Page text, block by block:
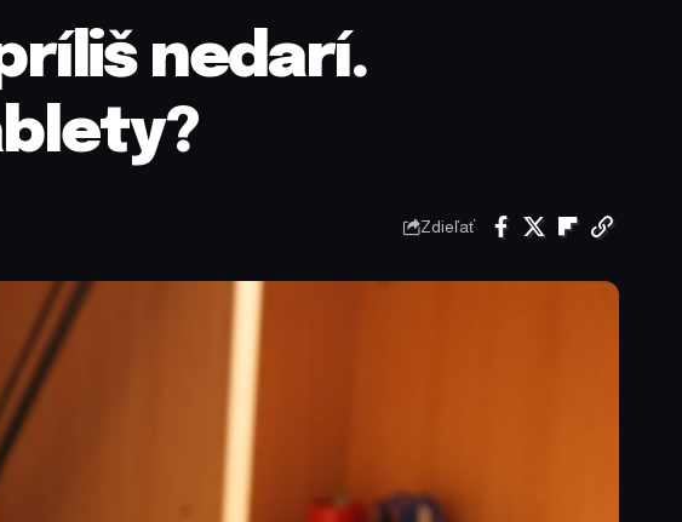
nedarí.
Zdieľať